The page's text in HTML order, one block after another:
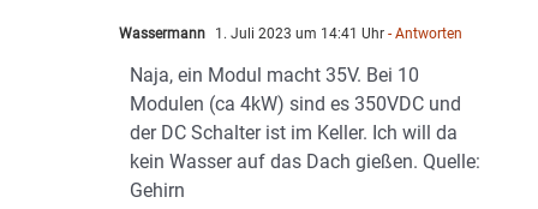
Wassermann 1. Juli 2023 um 14:41 Uhr - Antworten
Naja, ein Modul macht 35V. Bei 10
Modulen (ca 4kW) sind es 350VDC und
der DC Schalter ist im Keller. Ich will da
kein Wasser auf das Dach gießen. Quelle:
Gehirn